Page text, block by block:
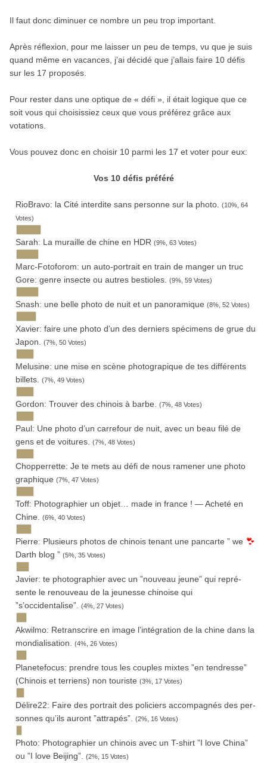
Il faut donc diminuer ce nombre un peu trop important.
Après réflexion, pour me laisser un peu de temps, vu que je suis
quand même en vacances, j’ai décidé que j’allais faire 10 défis
sur les 17 proposés.
Pour rester dans une optique de « défi », il était logique que ce
soit vous qui choisissiez ceux que vous préférez grâce aux
votations.
Vous pouvez donc en choisir 10 parmi les 17 et voter pour eux:
Vos 10 défis préféré
Rio­Bravo: la Cité inter­dite sans per­sonne sur la photo. (10%, 64
Votes)
Sarah: La muraille de chine en HDR (9%, 63 Votes)
Marc-Fotoforom: un auto-portrait en train de man­ger un truc
Gore: genre insecte ou autres bestioles. (9%, 59 Votes)
Snash: une belle photo de nuit et un panoramique (8%, 52 Votes)
Xavier: faire une photo d’un des der­niers spé­ci­mens de grue du
Japon. (7%, 50 Votes)
Melu­sine: une mise en scène photograpique de tes différents
billets. (7%, 49 Votes)
Gor­don: Trou­ver des chi­nois à barbe. (7%, 48 Votes)
Paul: Une photo d’un car­re­four de nuit, avec un beau filé de
gens et de voitures. (7%, 48 Votes)
Chop­per­rette: Je te mets au défi de nous rame­ner une photo
graphique (7%, 47 Votes)
Toff: Pho­to­gra­phier un objet… made in france ! — Acheté en
Chine. (6%, 40 Votes)
Pierre: Plu­sieurs pho­tos de chi­nois tenant une pan­carte ” we
Darth blog ” (5%, 35 Votes)
Javier: te pho­to­gra­phier avec un ”nou­veau jeune” qui repré­
sente le renou­veau de la jeu­nesse chi­noise qui
”s’occidentalise”. (4%, 27 Votes)
Akwilmo: Retrans­crire en image l’intégration de la chine dans la
mondialisation. (4%, 26 Votes)
Pla­ne­te­fo­cus: prendre tous les couples mixtes ”en ten­dresse”
(Chi­nois et ter­riens) non touriste (3%, 17 Votes)
Délire22: Faire des por­trait des poli­ciers accom­pa­gnés des per­
sonnes qu’ils auront ”attrapés”. (2%, 16 Votes)
Photo: Pho­to­gra­phier un chi­nois avec un T-shirt ”I love China”
ou ”I love Beijing”. (2%, 15 Votes)